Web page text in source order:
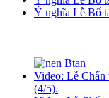
Ý nghĩa Lễ Bố
Video: Lễ Chẩn
(4/5).